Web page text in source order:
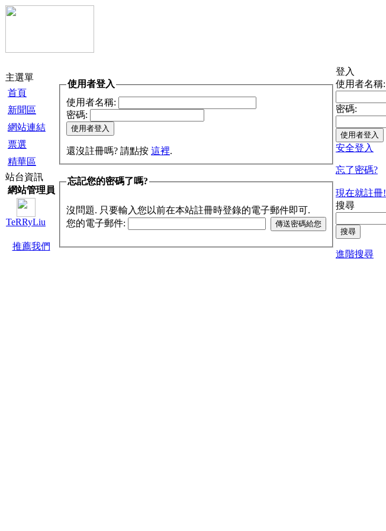
主選單
首頁
新聞區
網站連結
票選
精華區
站台資訊
網站管理員
TeRRyLiu
推薦我們
使用者登入
使用者名稱:
密碼:
還沒註冊嗎? 請點按 這裡.
忘記您的密碼了嗎?
沒問題. 只要輸入您以前在本站註冊時登錄的電子郵件即可.
您的電子郵件:
登入
使用者名稱:
密碼:
安全登入
忘了密碼?
現在就註冊!
搜尋
進階搜尋